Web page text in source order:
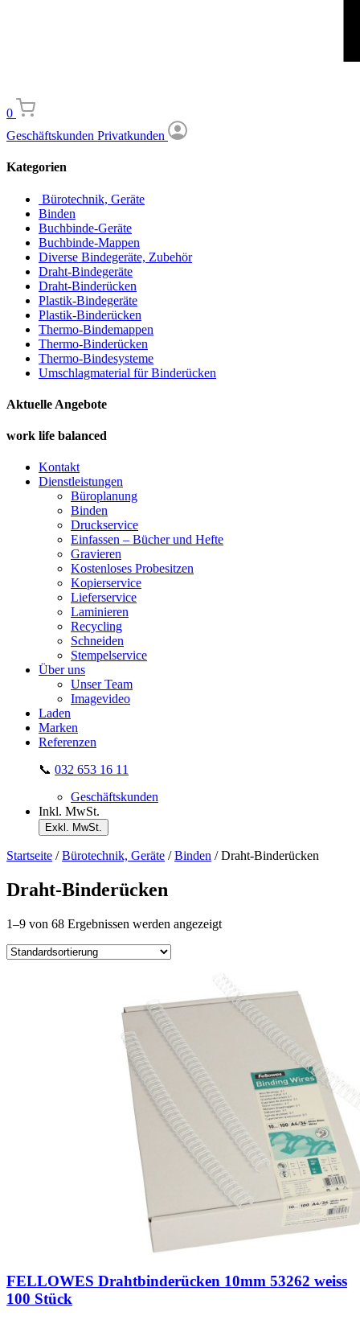
0
Geschäftskunden Privatkunden
Kategorien
Bürotechnik, Geräte
Binden
Buchbinde-Geräte
Buchbinde-Mappen
Diverse Bindegeräte, Zubehör
Draht-Bindegeräte
Draht-Binderücken
Plastik-Bindegeräte
Plastik-Binderücken
Thermo-Bindemappen
Thermo-Binderücken
Thermo-Bindesysteme
Umschlagmaterial für Binderücken
Aktuelle Angebote
work life balanced
Kontakt
Dienstleistungen
Büroplanung
Binden
Druckservice
Einfassen – Bücher und Hefte
Gravieren
Kostenloses Probesitzen
Kopierservice
Lieferservice
Laminieren
Recycling
Schneiden
Stempelservice
Über uns
Unser Team
Imagevideo
Laden
Marken
Referenzen
📞 032 653 16 11
Geschäftskunden
Inkl. MwSt.
Exkl. MwSt.
Startseite /Bürotechnik, Geräte /Binden / Draht-Binderücken
Draht-Binderücken
1–9 von 68 Ergebnissen werden angezeigt
FELLOWES Drahtbinderücken 10mm 53262 weiss
100 Stück